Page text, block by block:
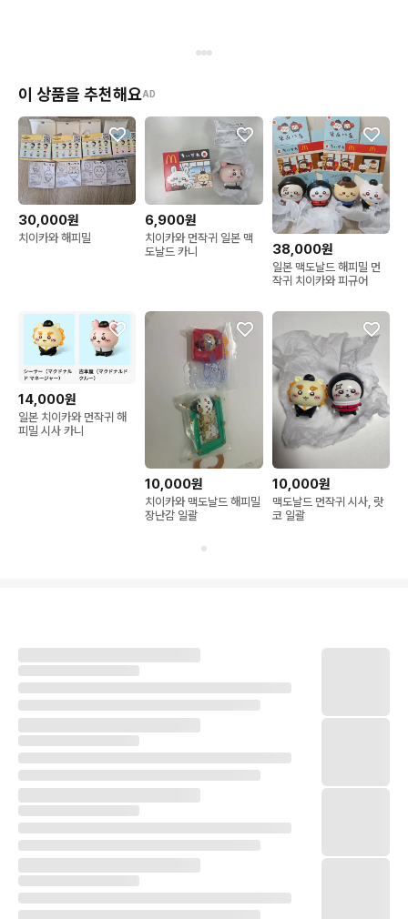
이 상품을 추천해요AD
30,000원
치이카와 해피밀
6,900원
치이카와 먼작귀 일본 맥
도날드 카니
38,000원
일본 맥도날드 해피밀 먼
작귀 치이카와 피규어
14,000원
일본 치이카와 먼작귀 해
피밀 시사 카니
10,000원
치이카와 맥도날드 해피밀
장난감 일괄
10,000원
맥도날드 먼작귀 시사, 랏
코 일괄